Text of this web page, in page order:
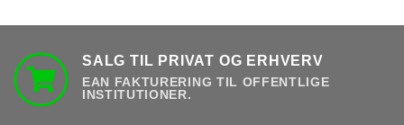
SALG TIL PRIVAT OG ERHVERV
EAN FAKTURERING TIL OFFENTLIGE
INSTITUTIONER.